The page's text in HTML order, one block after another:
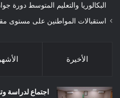
البكالوريا والتعليم المتوسط دورة جوان
استقبالات المواطنين على مستوى
الأخيرة الأشهر
اجتماع لدراسة